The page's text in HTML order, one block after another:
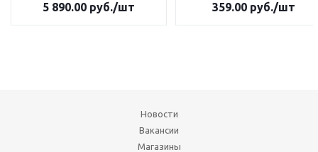
5 890.00 руб./шт 359.00руб./шт
Новости
Вакансии
Магазины